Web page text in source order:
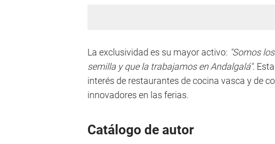
La exclusividad es su mayor activo: "Somos
semilla y que la trabajamos en Andalgalá".
interés de restaurantes de cocina vasca y de
innovadores en las ferias.
Catálogo de autor